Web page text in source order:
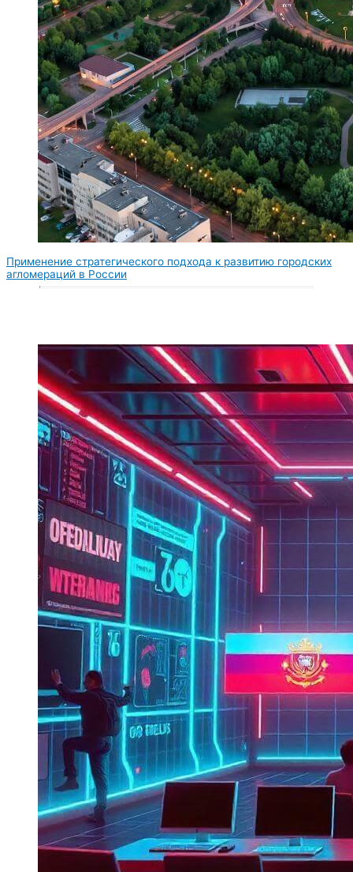
Применение стратегического подхода к развитию городских
агломераций в России